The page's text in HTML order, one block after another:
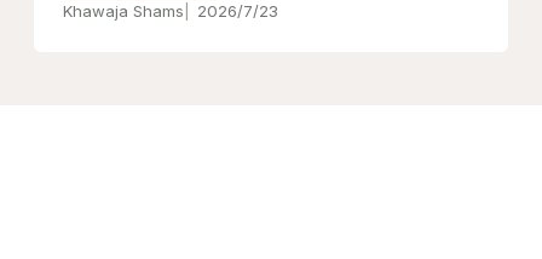
Khawaja Shams
2026/7/23